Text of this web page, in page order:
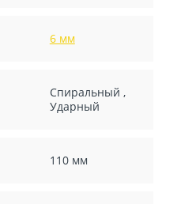
6 мм
Спиральный ,
Ударный
110 мм